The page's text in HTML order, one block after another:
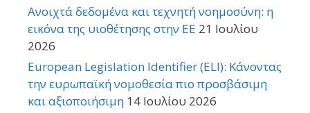
Ανοιχτά δεδομένα και τεχνητή νοημοσύνη: η
εικόνα της υιοθέτησης στην ΕΕ 21 Ιουλίου
2026
European Legislation Identifier (ELI): Κάνοντας
την ευρωπαϊκή νομοθεσία πιο προσβάσιμη
και αξιοποιήσιμη 14 Ιουλίου 2026